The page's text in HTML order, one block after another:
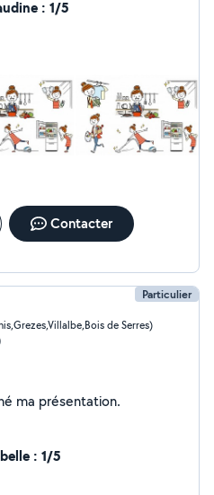
: 1/5
Contacter
Particulier
de Serres)
Je n'ai pas encore renseigné ma présentation.
: 1/5